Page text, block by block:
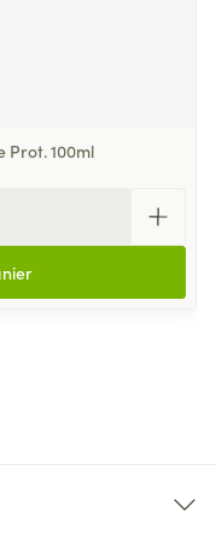
Prot. 100ml